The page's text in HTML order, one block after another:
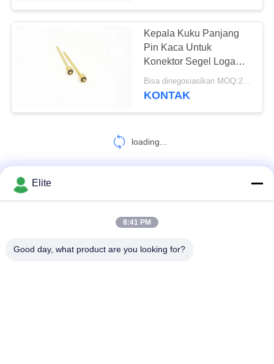
Kepala Kuku Panjang
Pin Kaca Untuk
Konektor Segel Logam
Dc Feedthroughs Untuk
Sensor
Bisa dinegosiasikan MOQ:200 PC
KONTAK
loading...
Bad Request
Elite
8:41 PM
Good day, what product are you looking for?